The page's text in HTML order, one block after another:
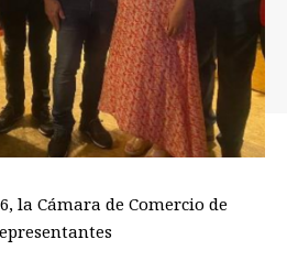
la Cámara de Comercio de